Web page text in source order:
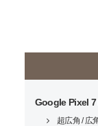
Google Pixel 7
超広角 / 広